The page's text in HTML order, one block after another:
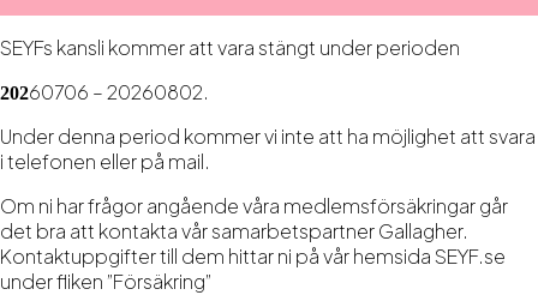
SEYFs kansli kommer att vara stängt under perioden
20260706 – 20260802.
Under denna period kommer vi inte att ha möjlighet att svara
i telefonen eller på mail.
Om ni har frågor angående våra medlemsförsäkringar går
det bra att kontakta vår samarbetspartner Gallagher.
Kontaktuppgifter till dem hittar ni på vår hemsida SEYF.se
under fliken ”Försäkring”